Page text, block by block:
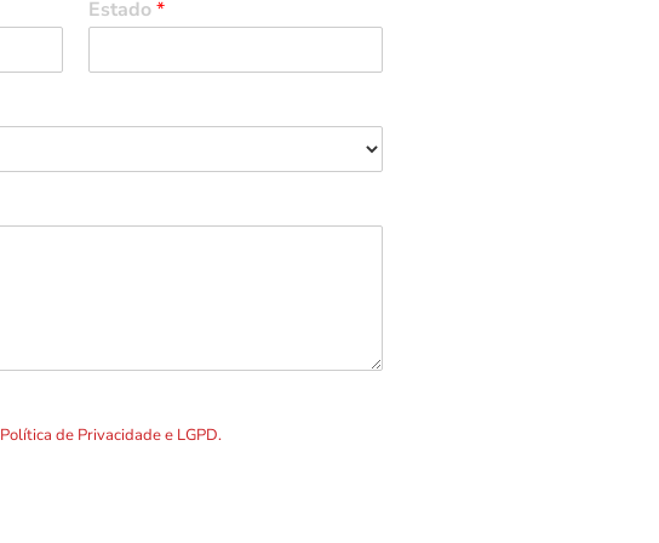
Estado*
Política de Privacidade e LGPD.